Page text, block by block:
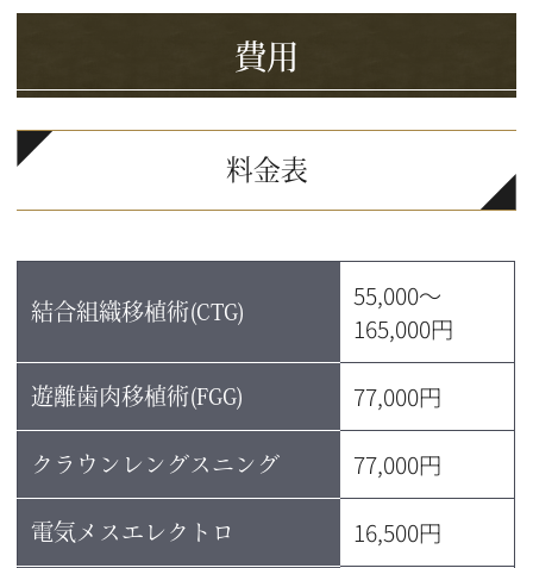
費用
料金表
結合組織移植術(CTG)
55,000～
165,000円
遊離歯肉移植術(FGG) 77,000円
クラウンレングスニング 77,000円
電気メスエレクトロ 16,500円